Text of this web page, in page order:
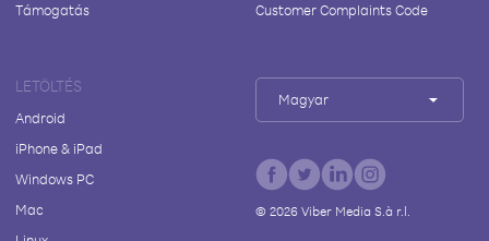
Támogatás
Customer Complaints Code
LETÖLTÉS
Android
iPhone & iPad
Windows PC
Mac
Magyar
© 2026Viber Media S.à r.l.